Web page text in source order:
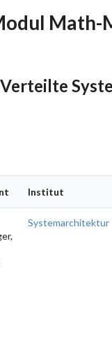
Math-
Institut
Systemarchitektur